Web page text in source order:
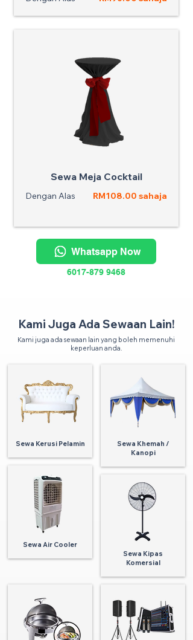
Sewa Meja Cocktail
Dengan Alas RM108.00 sahaja
Whatsapp Now
6017-879 9468
Kami Juga Ada Sewaan Lain!
Kami juga ada sewaan lain yang boleh memenuhi
keperluan anda.
Sewa Kerusi Pelamin
Sewa Air Cooler
Sewa Khemah /
Kanopi
Sewa Kipas
Komersial